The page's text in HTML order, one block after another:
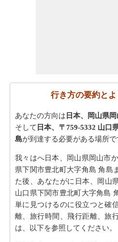
行き方の要約と
あなたの方向は 日本、岡山県
そして 日本、〒759-5332 山口
島が到達する必要がある場所で
我々はへ日本、岡山県岡山市
県下関市豊北町大字角島 角島
た後、あなたがに日本、岡山
山口県下関市豊北町大字角島
単に見つけるのに役立つと確
離、旅行時間、飛行距離、旅
は、以下を参照してください。